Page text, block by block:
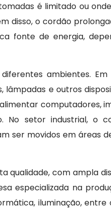
é limitado ou
disso, o cordão
fonte de energia,
ambientes.
e outros
computadores,
No setor industrial, o
ser movidos em áreas
qualidade, com ampla
especializada na
iluminação,